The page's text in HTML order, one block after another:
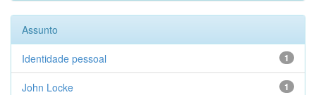
Assunto
1
Identidade pessoal
1
John Locke